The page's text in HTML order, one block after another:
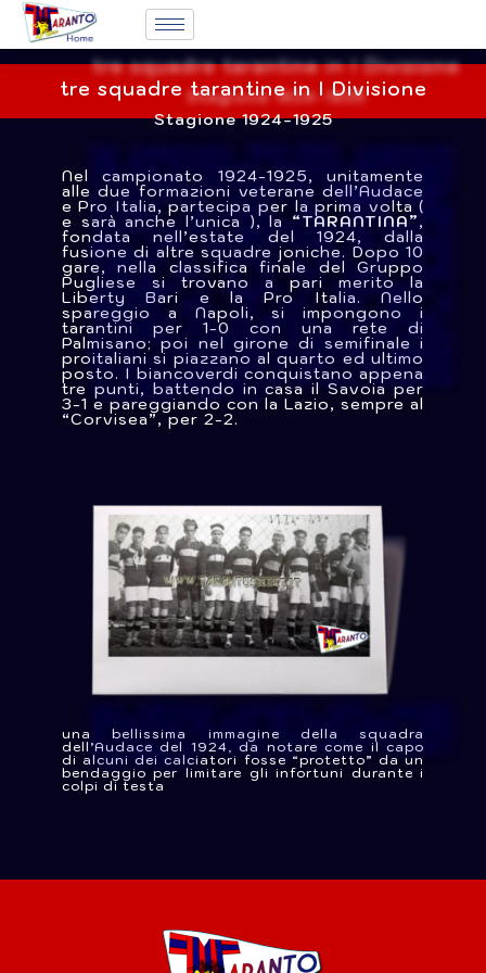
tre squadre tarantine in I Divisione
Stagione 1924-1925
Nel campionato 1924-1925, unitamente
alle due formazioni veterane dell’Audace
e Pro Italia, partecipa per la prima volta (
e sarà anche l’unica ), la “TARANTINA”,
fondata nell’estate del 1924, dalla
fusione di altre squadre joniche. Dopo 10
gare, nella classifica finale del Gruppo
Pugliese si trovano a pari merito la
Liberty Bari e la Pro Italia. Nello
spareggio a Napoli, si impongono i
tarantini per 1-0 con una rete di
Palmisano; poi nel girone di semifinale i
proitaliani si piazzano al quarto ed ultimo
posto. I biancoverdi conquistano appena
tre punti, battendo in casa il Savoia per
3-1 e pareggiando con la Lazio, sempre al
“Corvisea”, per 2-2.
una bellissima immagine della squadra
dell’Audace del 1924, da notare come il capo
di alcuni dei calciatori fosse “protetto” da un
bendaggio per limitare gli infortuni durante i
colpi di testa